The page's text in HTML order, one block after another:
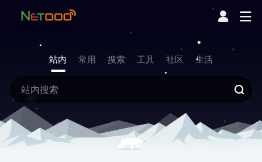
站内 常用 搜索 工具 社区 生活